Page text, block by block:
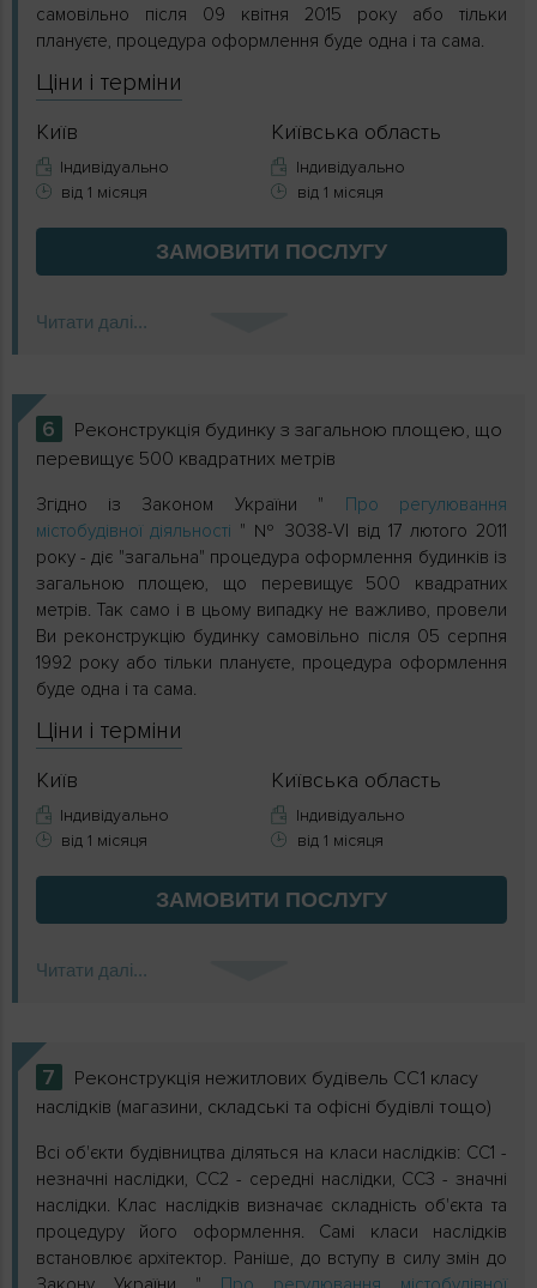
самовільно після 09 квітня 2015 року або тільки
плануєте, процедура оформлення буде одна і та сама.
Ціни і терміни
Київ
Індивідуально
від 1 місяця
Київська область
Індивідуально
від 1 місяця
ЗАМОВИТИ ПОСЛУГУ
Читати далі...
6
Реконструкція будинку з загальною площею, що
перевищує 500 квадратних метрів
Згідно із Законом України " Про регулювання
містобудівної діяльності " № 3038-VI від 17 лютого 2011
року - діє "загальна" процедура оформлення будинків із
загальною площею, що перевищує 500 квадратних
метрів. Так само і в цьому випадку не важливо, провели
Ви реконструкцію будинку самовільно після 05 серпня
1992 року або тільки плануєте, процедура оформлення
буде одна і та сама.
Ціни і терміни
Київ
Індивідуально
від 1 місяця
Київська область
Індивідуально
від 1 місяця
ЗАМОВИТИ ПОСЛУГУ
Читати далі...
7
Реконструкція нежитлових будівель СС1 класу
наслідків (магазини, складські та офісні будівлі тощо)
Всі об'єкти будівництва діляться на класи наслідків: СС1 -
незначні наслідки, СС2 - середні наслідки, СС3 - значні
наслідки. Клас наслідків визначає складність об'єкта та
процедуру його оформлення. Самі класи наслідків
встановлює архітектор. Раніше, до вступу в силу змін до